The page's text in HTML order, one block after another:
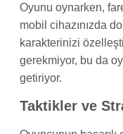
Oyunu oynarken,
mobil cihazınızda
karakterinizi
gerekmiyor, bu da
getiriyor.
Taktikler ve